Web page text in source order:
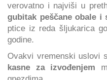
verovatno i najviši u
gubitak peščane obale i
ptice iz reda šljukarica
godine.
Ovakvi vremenski uslovi
kasne za izvođenjem